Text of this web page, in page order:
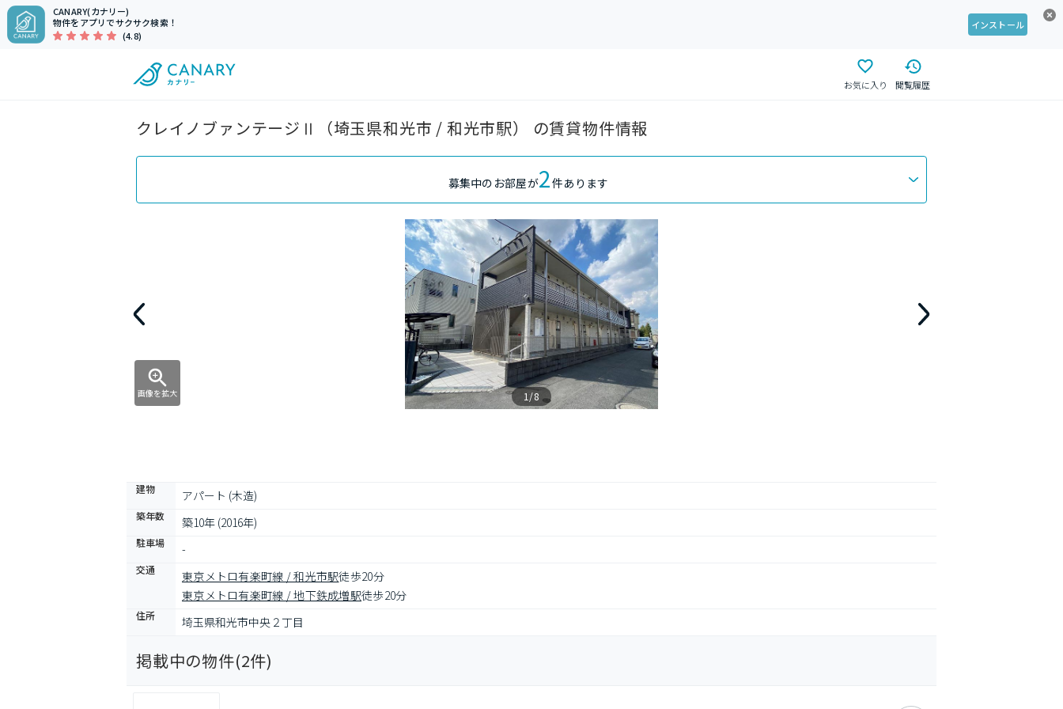
CANARY(カナリー)
物件をアプリでサクサク検索！
(4.8)
インストール
お気に入り 閲覧履歴
クレイノブァンテージⅡ（埼玉県和光市 / 和光市駅） の賃貸物件情報
募集中のお部屋が2件あります
画像を拡大 1/8
建物 アパート (木造)
築年数 築10年 (2016年)
駐車場 -
交通 東京メトロ有楽町線 / 和光市駅徒歩20分
東京メトロ有楽町線 / 地下鉄成増駅徒歩20分
住所 埼玉県和光市中央２丁目
掲載中の物件(2件)